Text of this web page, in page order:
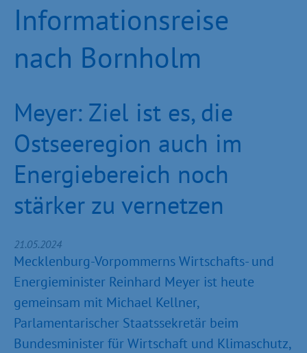
Informationsreise
nach Bornholm
Meyer: Ziel ist es, die
Ostseeregion auch im
Energiebereich noch
stärker zu vernetzen
21.05.2024
Mecklenburg-Vorpommerns Wirtschafts- und
Energieminister Reinhard Meyer ist heute
gemeinsam mit Michael Kellner,
Parlamentarischer Staatssekretär beim
Bundesminister für Wirtschaft und Klimaschutz,